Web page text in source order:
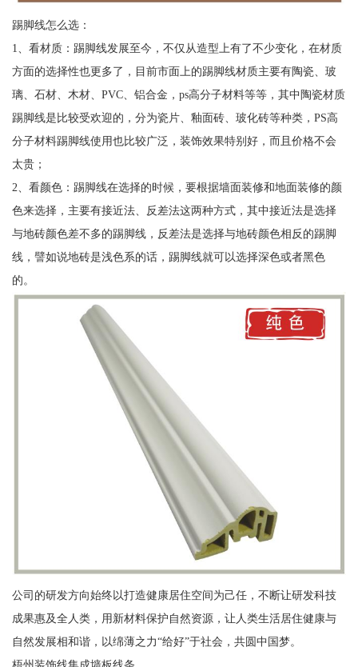
踢脚线怎么选：
1、看材质：踢脚线发展至今，不仅从造型上有了不少变化，在材质
方面的选择性也更多了，目前市面上的踢脚线材质主要有陶瓷、玻
璃、石材、木材、PVC、铝合金，ps高分子材料等等，其中陶瓷材质
踢脚线是比较受欢迎的，分为瓷片、釉面砖、玻化砖等种类，PS高
分子材料踢脚线使用也比较广泛，装饰效果特别好，而且价格不会
太贵；
2、看颜色：踢脚线在选择的时候，要根据墙面装修和地面装修的颜
色来选择，主要有接近法、反差法这两种方式，其中接近法是选择
与地砖颜色差不多的踢脚线，反差法是选择与地砖颜色相反的踢脚
线，譬如说地砖是浅色系的话，踢脚线就可以选择深色或者黑色
的。
公司的研发方向始终以打造健康居住空间为己任，不断让研发科技
成果惠及全人类，用新材料保护自然资源，让人类生活居住健康与
自然发展相和谐，以绵薄之力“给好”于社会，共圆中国梦。